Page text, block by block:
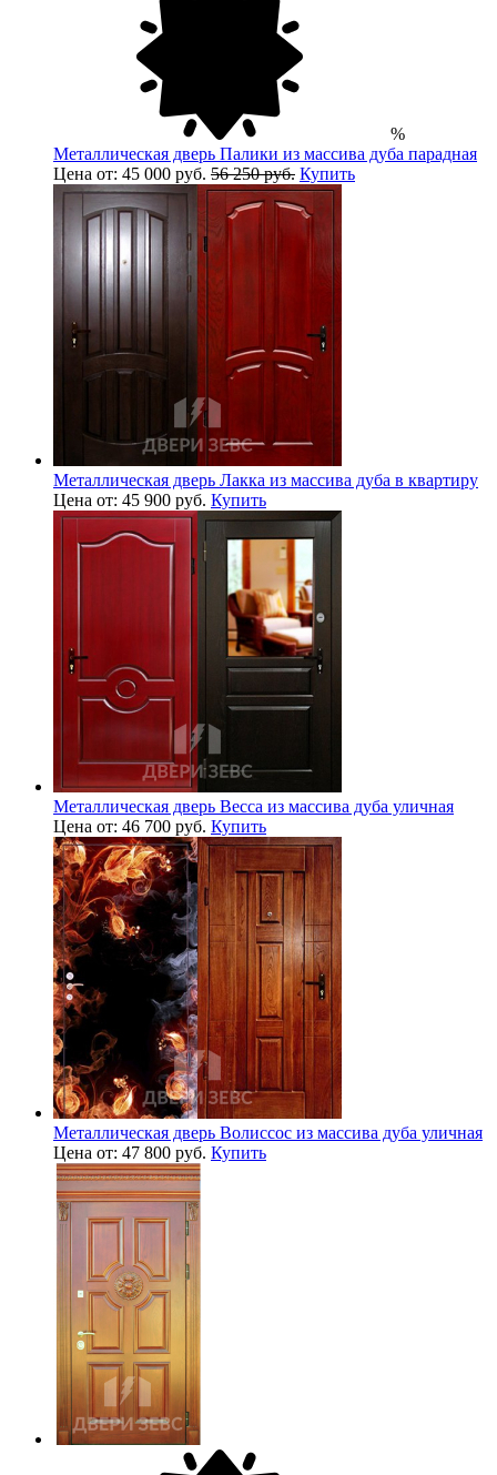
%
Металлическая дверь Палики из массива дуба парадная
Цена от: 45 000 руб. 56 250 руб. Купить
Металлическая дверь Лакка из массива дуба в квартиру
Цена от: 45 900 руб. Купить
Металлическая дверь Весса из массива дуба уличная
Цена от: 46 700 руб. Купить
Металлическая дверь Волиссос из массива дуба уличная
Цена от: 47 800 руб. Купить